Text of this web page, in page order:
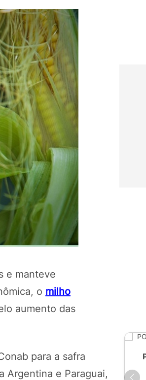
e manteve
o milho
aumento das
para a safra
Argentina e Paraguai,
Fertilizante Líquido